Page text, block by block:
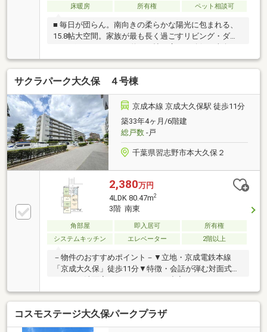
床暖房
所有権 ペット相談可
■ 毎日が団らん。南向きの柔らかな陽光に包まれる、
15.8帖大空間。家族が最も長く過ごすリビング・ダイ
の大きな窓からは暖かな陽光が差し込み、家族の笑顔
を優しく照らします。子供のプレイスペースとして
も、夫婦のくつろぎの場としても十分な広さがありま
す。■ ウォークインクローゼットと適所収納ですっき
りと暮らす。ファミリー世帯の悩みの種である「物」
を、すっきりと収納できる充実のプランです。主寝室
には大容量のウォークインクローゼット、キッチン近
くにはストック食材や調理器具などもスマートにしま
えるマルチ収納、さらに各居室にも複数の収納を配
サクラパーク大久保 ４号棟
京成本線 京成大久保駅 徒歩11分
築33年4ヶ月/6階建
総戸数-戸
千葉県習志野市本大久保２
2,380万円
4LDK 80.47m2
3階 南東
角部屋 即入居可
所有権
システムキッチン
エレベーター 2階以上
－物件のおすすめポイント－▼立地・京成電鉄本線
「京成大久保」徒歩11分▼特徴・会話が弾む対面式キ
2WAY・各洋室や和室に収納を確保・浴室に窓があ
り、自然換気が可能・南東・南西・北西の3面バルコ
ニー仕様・プライバシーに配慮された玄関アルコーブ
有・即お引渡し可能(残金精算後)▼周辺環境・Big-A京
コスモステージ大久保パークプラザ